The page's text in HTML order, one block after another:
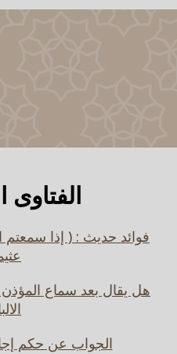
الفتاوى
فوائد حديث : ( إذا سمعتم
هل يقال بعد سماع
الجواب عن حكم